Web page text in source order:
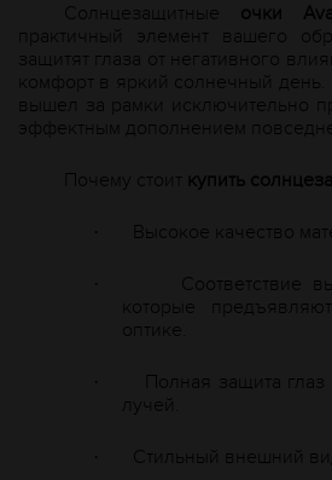
Солнцезащитные очки A
практичный элемент вашего
защитят глаза от негативного
комфорт в яркий солнечный день.
вышел за рамки исключительно
эффектным дополнением
Почему стоит купить
· Высокое качество
·
Соответствие
которые
оптике.
·
Полная защита глаз
лучей.
· Стильный внешний